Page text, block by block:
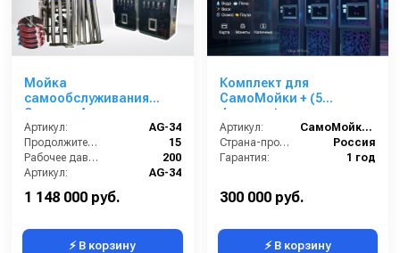
Мойка
самообслуживания
Элеганс 4 поста
Артикул:
AG-34
Продолжительность работы (мин):
15
Рабочее давление (бар):
200
Артикул:
AG-34
1 148 000 руб.
⚡ В корзину
Комплект для
СамоМойки + (5
функции)
Артикул:
СамоМойки + (5 функции)
Страна-производитель:
Россия
Гарантия:
1 год
300 000 руб.
⚡ В корзину